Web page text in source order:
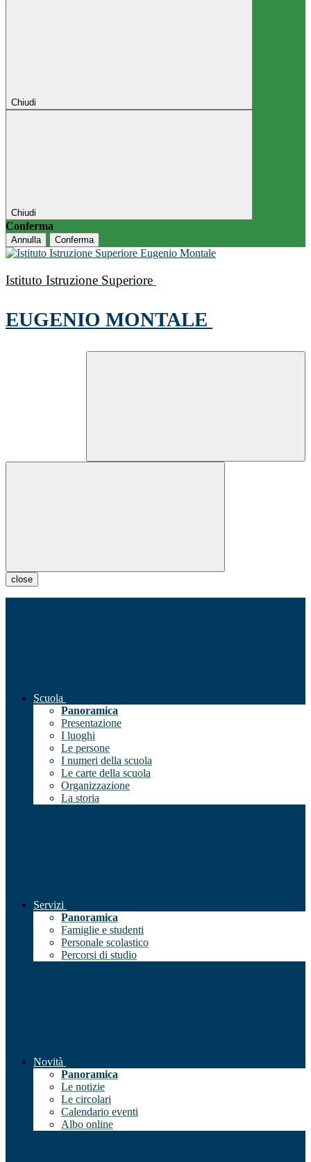
Chiudi
Chiudi
Conferma
Annulla Conferma
Istituto Istruzione Superiore
EUGENIO MONTALE
close
Scuola
Panoramica
Presentazione
I luoghi
Le persone
I numeri della scuola
Le carte della scuola
Organizzazione
La storia
Servizi
Panoramica
Famiglie e studenti
Personale scolastico
Percorsi di studio
Novità
Panoramica
Le notizie
Le circolari
Calendario eventi
Albo online